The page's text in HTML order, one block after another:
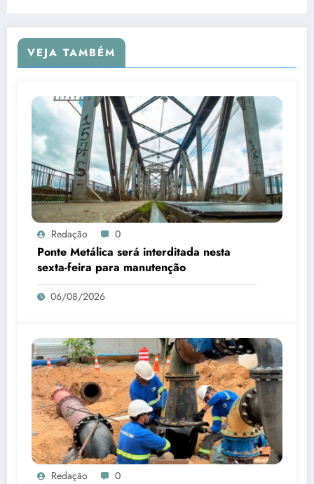
VEJA TAMBÉM
Redação 0
Ponte Metálica será interditada nesta
sexta-feira para manutenção
06/08/2026
Redação 0